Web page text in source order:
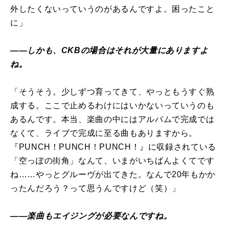
外したくないっていうのがあるんですよ。困ったこと
に」
――しかも、CKBの場合はそれが大量にありますよ
ね。
「そうそう。少しずつ育ってきて、やっともうすぐ熟
成する。ここで止めるわけにはいかないっていうのも
あるんです。本当、楽曲の中にはアルバムで完成では
なくて、ライブで完成に至る曲もありますから。
『PUNCH！PUNCH！PUNCH！』に収録されている
「空っぽの街角」なんて、いまがいちばんよくてです
ね……やっとグルーヴが出てきた。なんで20年もかか
ったんだろう？って思うんですけど（笑）」
――楽曲もエイジングが必要なんですね。